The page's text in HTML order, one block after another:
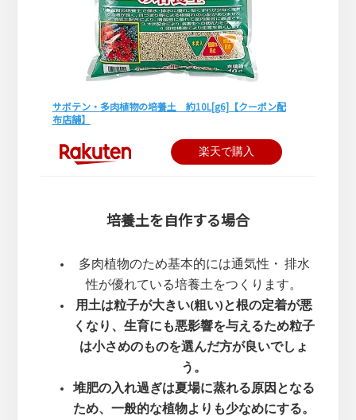
サボテン・多肉植物の培養土 約10L[g6]【クーポン配
布店舗】
楽天で購入
培養土を自作する場合
多肉植物のため基本的には通気性・ 排水
性が優れている培養土をつくります。
用土は粒子が大きい(粗い)と根の定着が悪
くなり、生育にも悪影響を与えるため粒子
は小さめのものを選んだ方が良いでしょ
う。
堆肥の入れ過ぎは夏場に蒸れる原因となる
ため、一般的な植物よりも少なめにする。